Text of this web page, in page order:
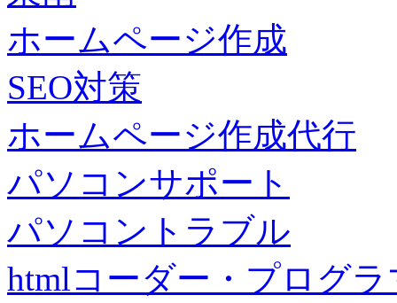
ホームページ作成
SEO対策
ホームページ作成代行
パソコンサポート
パソコントラブル
htmlコーダー・プログラ